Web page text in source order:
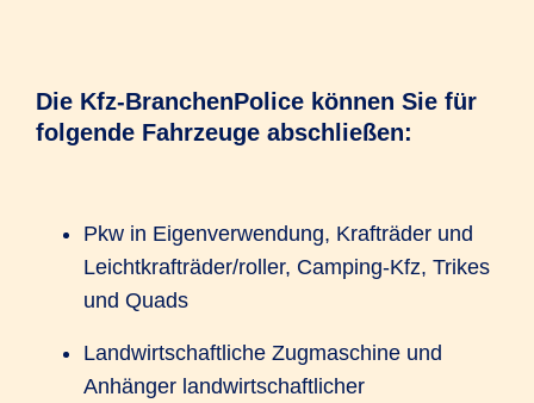
Die Kfz-BranchenPolice können Sie für
folgende Fahrzeuge abschließen:
Pkw in Eigenverwendung, Krafträder und
Leichtkrafträder/roller, Camping-Kfz, Trikes
und Quads
Landwirtschaftliche Zugmaschine und
Anhänger landwirtschaftlicher